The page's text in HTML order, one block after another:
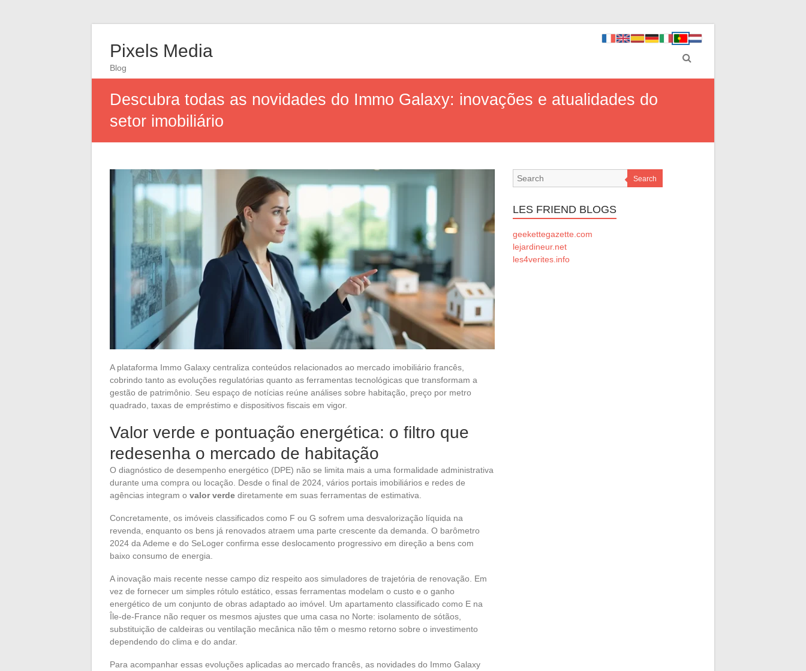
Pixels Media
Blog
Descubra todas as novidades do Immo Galaxy: inovações e atualidades do
setor imobiliário
A plataforma Immo Galaxy centraliza conteúdos relacionados ao mercado imobiliário francês,
cobrindo tanto as evoluções regulatórias quanto as ferramentas tecnológicas que transformam a
gestão de patrimônio. Seu espaço de notícias reúne análises sobre habitação, preço por metro
quadrado, taxas de empréstimo e dispositivos fiscais em vigor.
Valor verde e pontuação energética: o filtro que
redesenha o mercado de habitação
O diagnóstico de desempenho energético (DPE) não se limita mais a uma formalidade administrativa
durante uma compra ou locação. Desde o final de 2024, vários portais imobiliários e redes de
agências integram o valor verde diretamente em suas ferramentas de estimativa.
Concretamente, os imóveis classificados como F ou G sofrem uma desvalorização líquida na
revenda, enquanto os bens já renovados atraem uma parte crescente da demanda. O barômetro
2024 da Ademe e do SeLoger confirma esse deslocamento progressivo em direção a bens com
baixo consumo de energia.
A inovação mais recente nesse campo diz respeito aos simuladores de trajetória de renovação. Em
vez de fornecer um simples rótulo estático, essas ferramentas modelam o custo e o ganho
energético de um conjunto de obras adaptado ao imóvel. Um apartamento classificado como E na
Île-de-France não requer os mesmos ajustes que uma casa no Norte: isolamento de sótãos,
substituição de caldeiras ou ventilação mecânica não têm o mesmo retorno sobre o investimento
dependendo do clima e do andar.
Para acompanhar essas evoluções aplicadas ao mercado francês, as novidades do Immo Galaxy
Search
LES FRIEND BLOGS
geekettegazette.com
lejardineur.net
les4verites.info